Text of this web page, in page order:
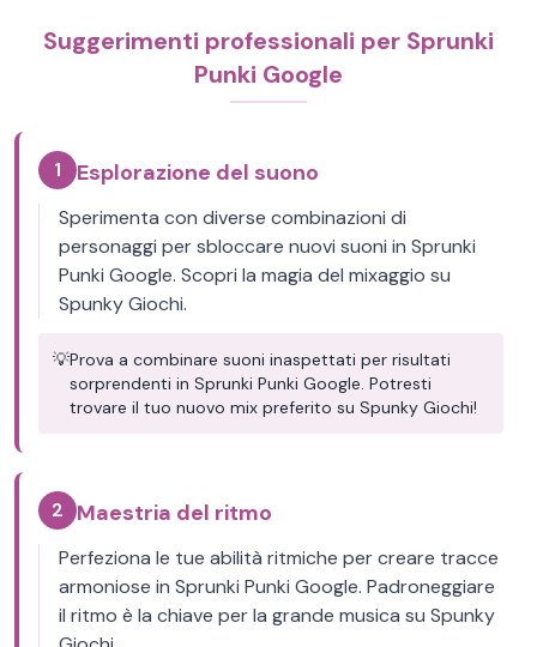
Suggerimenti professionali per Sprunki
Punki Google
1 Esplorazione del suono
Sperimenta con diverse combinazioni di
personaggi per sbloccare nuovi suoni in Sprunki
Punki Google. Scopri la magia del mixaggio su
Spunky Giochi.
💡Prova a combinare suoni inaspettati per risultati
sorprendenti in Sprunki Punki Google. Potresti
trovare il tuo nuovo mix preferito su Spunky Giochi!
2 Maestria del ritmo
Perfeziona le tue abilità ritmiche per creare tracce
armoniose in Sprunki Punki Google. Padroneggiare
il ritmo è la chiave per la grande musica su Spunky